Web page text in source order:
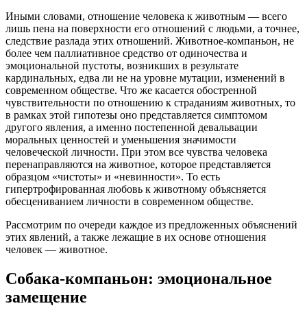
Иными словами, отношение человека к животным — всего
лишь пена на поверхности его отношений с людьми, а точнее,
следствие разлада этих отношений. Животное-компаньон, не
более чем паллиативное средство от одиночества и
эмоциональной пустоты, возникших в результате
кардинальных, едва ли не на уровне мутации, изменений в
современном обществе. Что же касается обостренной
чувствительности по отношению к страданиям животных, то
в рамках этой гипотезы оно представляется симптомом
другого явления, а именно постепенной девальвации
моральных ценностей и уменьшения значимости
человеческой личности. При этом все чувства человека
перенаправляются на животное, которое представляется
образцом «чистоты» и «невинности». То есть
гипертрофированная любовь к животному объясняется
обесцениванием личности в современном обществе.
Рассмотрим по очереди каждое из предложенных объяснений
этих явлений, а также лежащие в их основе отношения
человек — животное.
Собака-компаньон: эмоциональное
замещение